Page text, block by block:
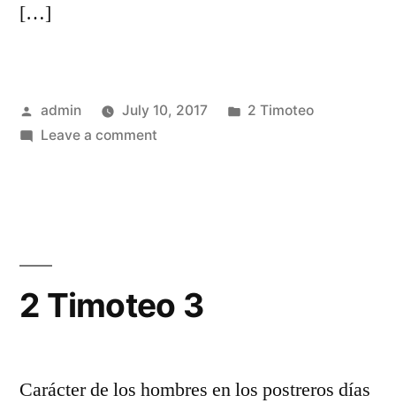
[…]
Posted
by
admin July 10, 2017
Posted
2 Timoteo
Leave a commenton
2 Timoteo 3
Carácter de los hombres en los postreros días